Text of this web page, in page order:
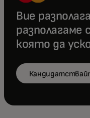
Вие
разполагаме
която да